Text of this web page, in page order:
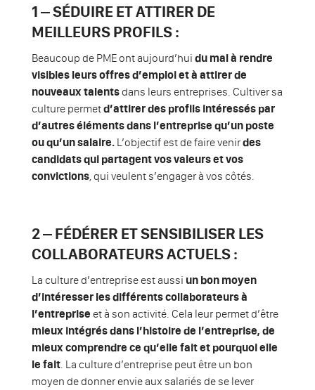
1 – SÉDUIRE ET ATTIRER DE
MEILLEURS PROFILS :
Beaucoup de PME ont aujourd’hui du mal à rendre
visibles leurs offres d’emploi et à attirer de
nouveaux talentsdans leurs entreprises. Cultiver sa
culture permetd’attirer des profils intéressés par
d’autres éléments dans l’entreprise qu’un poste
ou qu’un salaire.L’objectif est de faire venirdes
candidats qui partagent vos valeurs et vos
convictions, qui veulent s’engager à vos côtés.
2 – FÉDÉRER ET SENSIBILISER LES
COLLABORATEURS ACTUELS :
La culture d’entreprise est aussi un bon moyen
d’intéresser les différents collaborateurs à
l’entreprise et à son activité. Cela leur permet d’être
mieux intégrés dans l’histoire de l’entreprise, de
mieux comprendre ce qu’elle fait et pourquoi elle
le fait. La culture d’entreprise peut être un bon
moyen de donner envie aux salariés de se lever